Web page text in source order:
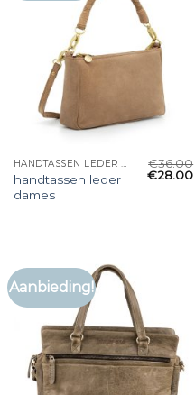
HANDTASSEN LEDER DAMES
handtassen leder
dames
€36.00
€28.00
Aanbieding!